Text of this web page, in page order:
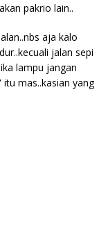
pakrio lain..
aja kalo
jalan sepi
lampu jangan
itu mas..kasian yang